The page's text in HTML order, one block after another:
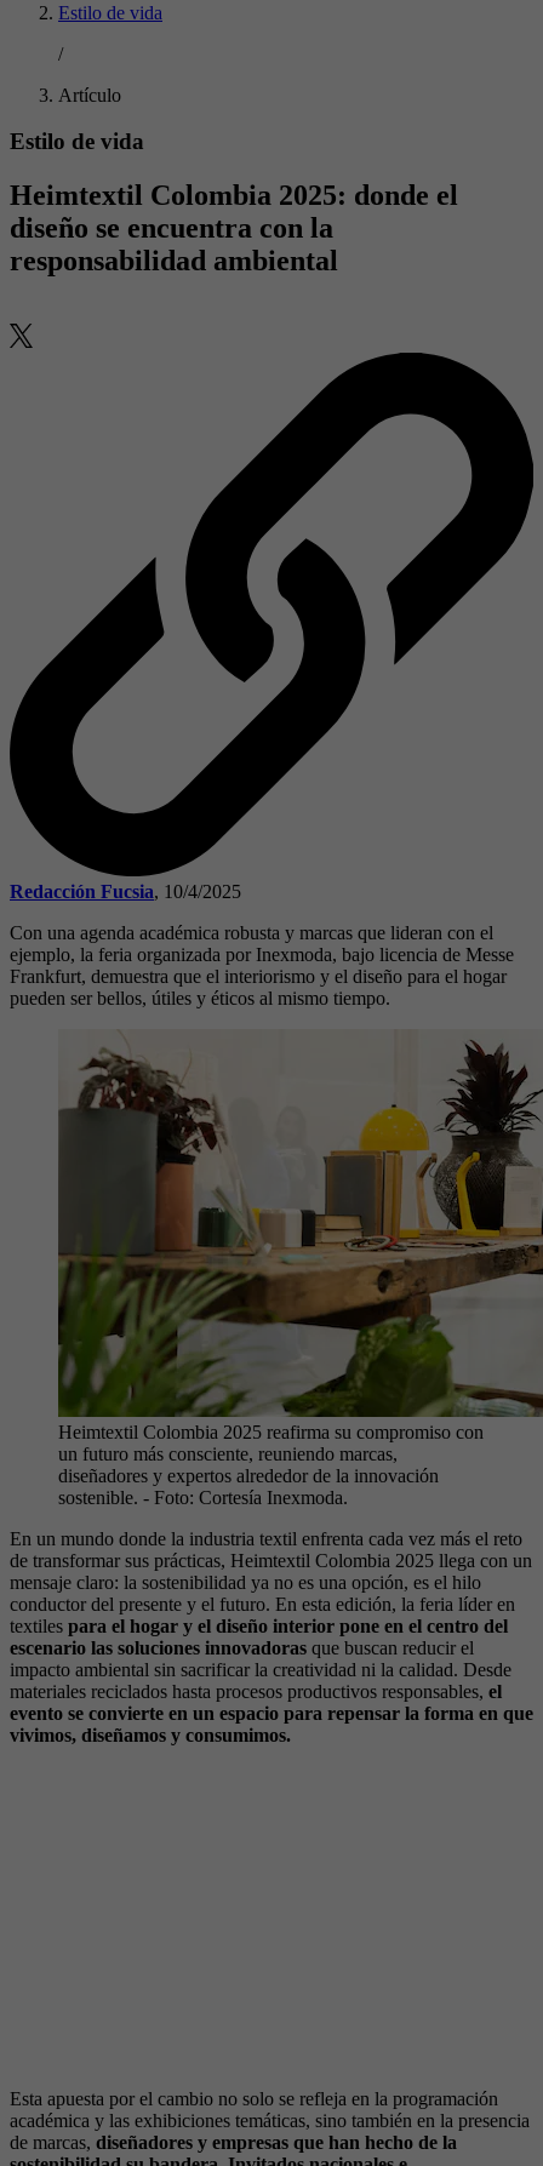
Estilo de vida
/
Artículo
Estilo de vida
Heimtextil Colombia 2025: donde el
diseño se encuentra con la
responsabilidad ambiental
Redacción Fucsia, 10/4/2025
Con una agenda académica robusta y marcas que lideran con el
ejemplo, la feria organizada por Inexmoda, bajo licencia de Messe
Frankfurt, demuestra que el interiorismo y el diseño para el hogar
pueden ser bellos, útiles y éticos al mismo tiempo.
Heimtextil Colombia 2025 reafirma su compromiso con
un futuro más consciente, reuniendo marcas,
diseñadores y expertos alrededor de la innovación
sostenible. - Foto: Cortesía Inexmoda.
En un mundo donde la industria textil enfrenta cada vez más el reto
de transformar sus prácticas, Heimtextil Colombia 2025 llega con un
mensaje claro: la sostenibilidad ya no es una opción, es el hilo
conductor del presente y el futuro. En esta edición, la feria líder en
textiles para el hogar y el diseño interior pone en el centro del
escenario las soluciones innovadoras que buscan reducir el
impacto ambiental sin sacrificar la creatividad ni la calidad. Desde
materiales reciclados hasta procesos productivos responsables, el
evento se convierte en un espacio para repensar la forma en que
vivimos, diseñamos y consumimos.
Esta apuesta por el cambio no solo se refleja en la programación
académica y las exhibiciones temáticas, sino también en la presencia
de marcas, diseñadores y empresas que han hecho de la